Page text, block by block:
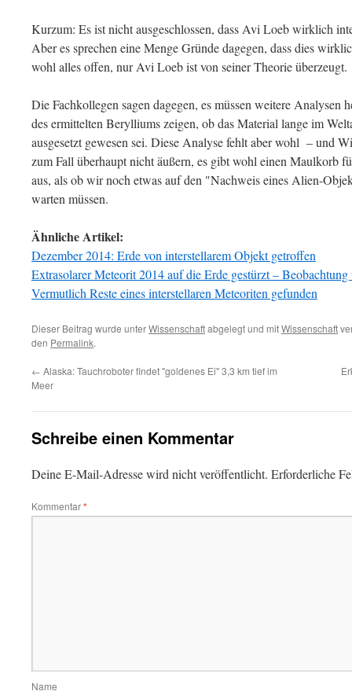
Kurzum: Es ist nicht ausgeschlossen, dass Avi Loeb wirklich
Aber es sprechen eine Menge Gründe dagegen, dass dies
wohl alles offen, nur Avi Loeb ist von seiner Theorie überzeugt.
Die Fachkollegen sagen dagegen, es müssen weitere Analysen
des ermittelten Berylliums zeigen, ob das Material lange im
ausgesetzt gewesen sei. Diese Analyse fehlt aber wohl – und
zum Fall überhaupt nicht äußern, es gibt wohl einen Maulkorb
aus, als ob wir noch etwas auf den "Nachweis eines Alien-
warten müssen.
Ähnliche Artikel:
Dezember 2014: Erde von interstellarem Objekt getroffen
Extrasolarer Meteorit 2014 auf die Erde gestürzt –
Vermutlich Reste eines interstellaren Meteoriten gefunden
Dieser Beitrag wurde unterWissenschaftabgelegt und mitWissenschaft
den Permalink.
← Alaska: Tauchroboter findet "goldenes Ei" 3,3 km tief im
Meer
Schreibe einen Kommentar
Deine E-Mail-Adresse wird nicht veröffentlicht. Erforderliche
Kommentar*
Name